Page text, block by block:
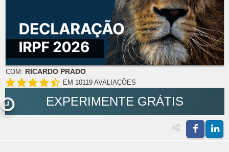
COM: RICARDO PRADO
EM 10119 AVALIAÇÕES
EXPERIMENTE GRÁTIS